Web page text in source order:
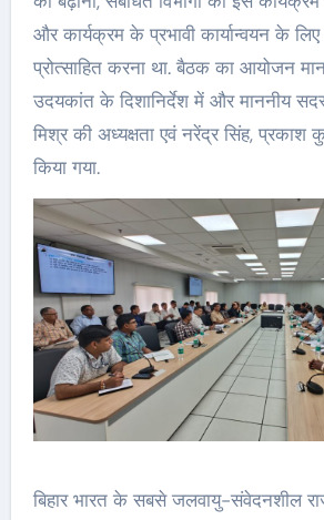
और कार्यक्रम के प्रभावी कार्यान्वयन के
प्रोत्साहित करना था. बैठक का आयोजन
उदयकांत के दिशानिर्देश में और माननीय
मिश्र की अध्यक्षता एवं नरेंद्र सिंह, प्रकाश
किया गया.
बिहार भारत के सबसे जलवायु-संवेदनशील